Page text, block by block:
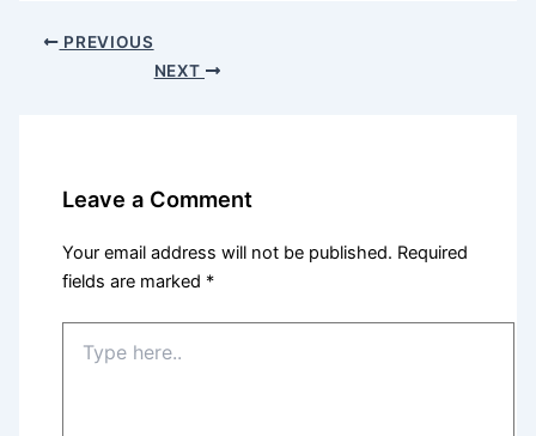
PREVIOUS
NEXT
Leave a Comment
Your email address will not be published. Required
fields are marked *
here..